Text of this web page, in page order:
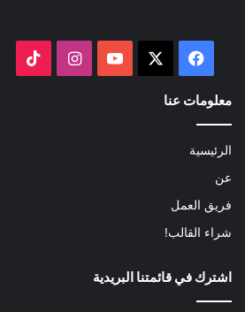
فيسبوك ‫YouTubeانستقرام
معلومات عنا
الرئيسية
عن
فريق العمل
شراء القالب!
اشترك في قائمتنا البريدية